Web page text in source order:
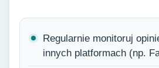
Regularnie monitoruj
innych platformach (np.